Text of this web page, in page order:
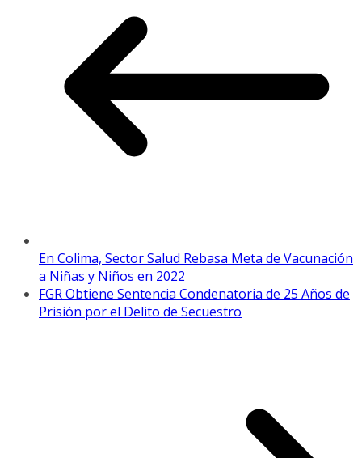
En Colima, Sector Salud Rebasa Meta de Vacunación
a Niñas y Niños en 2022
FGR Obtiene Sentencia Condenatoria de 25 Años de
Prisión por el Delito de Secuestro